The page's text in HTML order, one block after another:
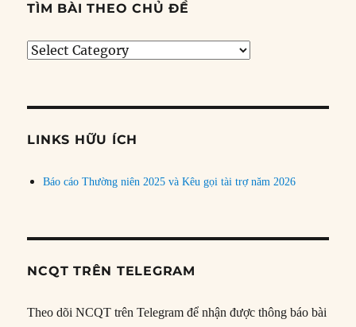
TÌM BÀI THEO CHỦ ĐỀ
Tìm
đề
LINKS HỮU ÍCH
Báo cáo Thường niên 2025 và Kêu gọi tài trợ năm 2026
NCQT TRÊN TELEGRAM
Theo dõi NCQT trên Telegram để nhận được thông báo bài